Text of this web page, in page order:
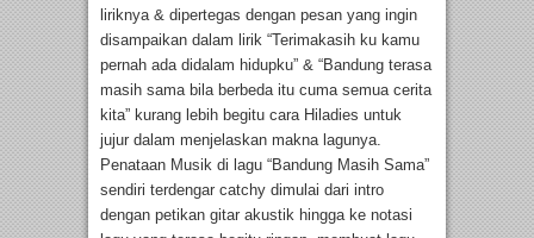
liriknya & dipertegas dengan pesan yang ingin
disampaikan dalam lirik “Terimakasih ku kamu
pernah ada didalam hidupku” & “Bandung terasa
masih sama bila berbeda itu cuma semua cerita
kita” kurang lebih begitu cara Hiladies untuk
jujur dalam menjelaskan makna lagunya.
Penataan Musik di lagu “Bandung Masih Sama”
sendiri terdengar catchy dimulai dari intro
dengan petikan gitar akustik hingga ke notasi